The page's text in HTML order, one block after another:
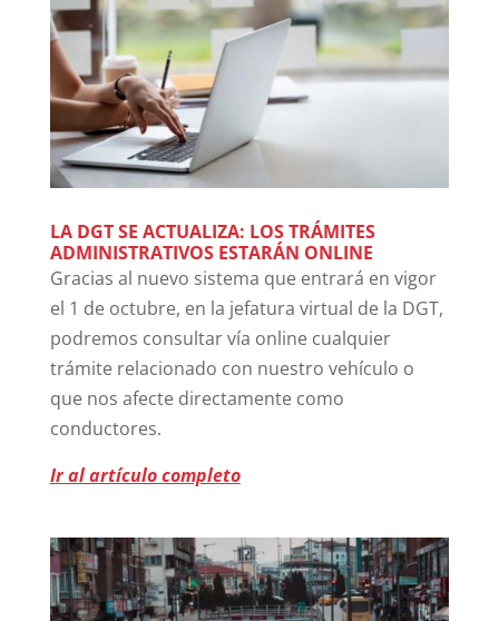
LA DGT SE ACTUALIZA: LOS TRÁMITES
ADMINISTRATIVOS ESTARÁN ONLINE
Gracias al nuevo sistema que entrará en vigor
el 1 de octubre, en la jefatura virtual de la DGT,
podremos consultar vía online cualquier
trámite relacionado con nuestro vehículo o
que nos afecte directamente como
conductores.
Ir al artículo completo